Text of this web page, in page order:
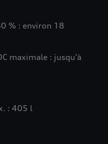
% : environ 18
maximale : jusqu’à
: 405 l